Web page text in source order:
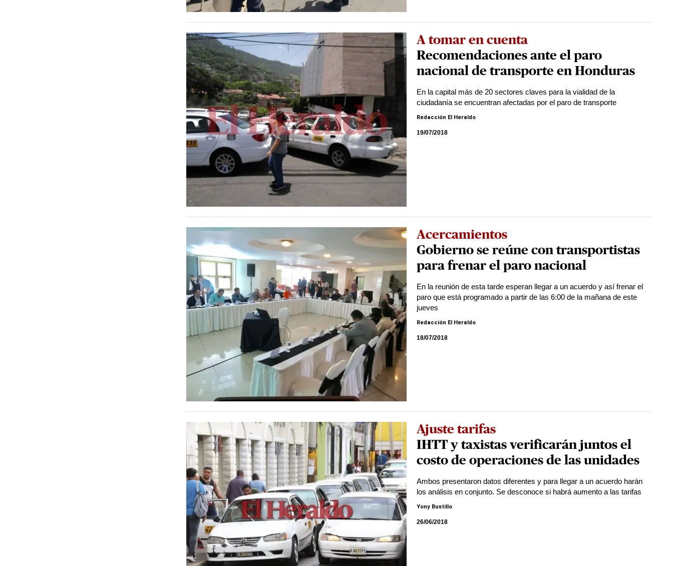
A tomar en cuenta
Recomendaciones ante el paro
nacional de transporte en Honduras
En la capital más de 20 sectores claves para la vialidad de la
ciudadanía se encuentran afectadas por el paro de transporte
Redacción El Heraldo
19/07/2018
Acercamientos
Gobierno se reúne con transportistas
para frenar el paro nacional
En la reunión de esta tarde esperan llegar a un acuerdo y así frenar el
paro que está programado a partir de las 6:00 de la mañana de este
jueves
Redacción El Heraldo
18/07/2018
Ajuste tarifas
IHTT y taxistas verificarán juntos el
costo de operaciones de las unidades
Ambos presentaron datos diferentes y para llegar a un acuerdo harán
los análisis en conjunto. Se desconoce si habrá aumento a las tarifas
Yony Bustillo
26/06/2018